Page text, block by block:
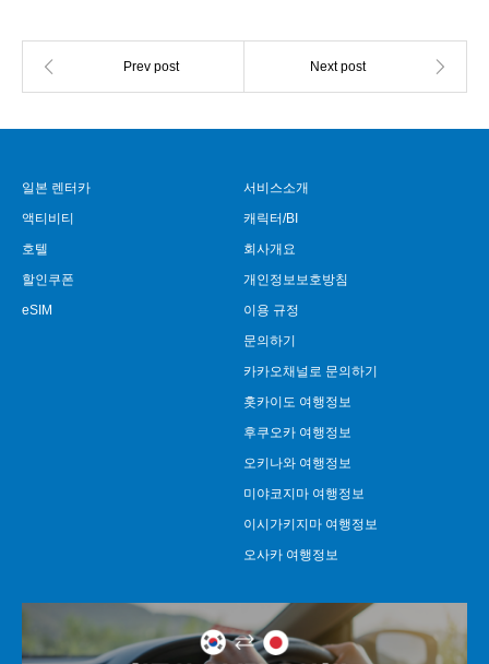
일본 렌터카
액티비티
호텔
할인쿠폰
eSIM
서비스소개
캐릭터/BI
회사개요
개인정보보호방침
이용 규정
문의하기
카카오채널로 문의하기
홋카이도 여행정보
후쿠오카 여행정보
오키나와 여행정보
미야코지마 여행정보
이시가키지마 여행정보
오사카 여행정보